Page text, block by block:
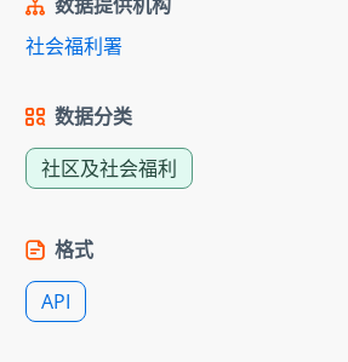
社会福利署
数据分类
社区及社会福利
格式
API